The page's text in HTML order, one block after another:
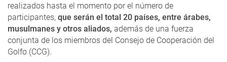
realizados hasta el momento por el número de
participantes, que serán el total 20 países, entre árabes,
musulmanes y otros aliados, además de una fuerza
conjunta de los miembros del Consejo de Cooperación del
Golfo (CCG).